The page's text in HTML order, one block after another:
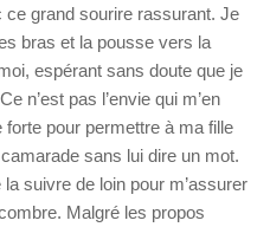
ce grand sourire rassurant. Je
bras et la pousse vers la
espérant sans doute que je
n’est pas l’envie qui m’en
pour permettre à ma fille
sans lui dire un mot.
suivre de loin pour m’assurer
Malgré les propos